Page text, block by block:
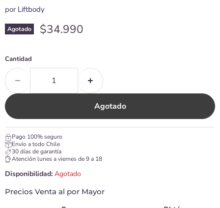
por Liftbody
Agotado Precio actual
$34.990
Cantidad
Agotado
Pago 100% seguro
Envío a todo Chile
30 días de garantía
Atención lunes a viernes de 9 a 18
Disponibilidad: Agotado
Precios Venta al por Mayor